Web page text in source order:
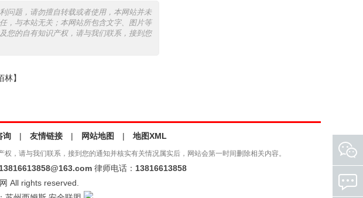
问题，请勿擅自转载或者使用，本网站并未
，与本站无关；本网站所包含文字、图片等
您的自有知识产权，请与我们联系，接到您
】
询 | 友情链接 | 网站地图 | 地图XML
，请与我们联系，接到您的通知并核实有关情况属实后，网站会第一时间删除相关内容。
13816613858@163.com律师电话： 13816613858
All rights reserved.